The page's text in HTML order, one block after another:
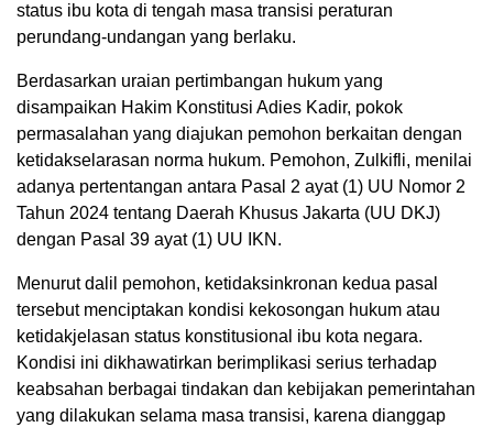
status ibu kota di tengah masa transisi peraturan
perundang-undangan yang berlaku.
Berdasarkan uraian pertimbangan hukum yang
disampaikan Hakim Konstitusi Adies Kadir, pokok
permasalahan yang diajukan pemohon berkaitan dengan
ketidakselarasan norma hukum. Pemohon, Zulkifli, menilai
adanya pertentangan antara Pasal 2 ayat (1) UU Nomor 2
Tahun 2024 tentang Daerah Khusus Jakarta (UU DKJ)
dengan Pasal 39 ayat (1) UU IKN.
Menurut dalil pemohon, ketidaksinkronan kedua pasal
tersebut menciptakan kondisi kekosongan hukum atau
ketidakjelasan status konstitusional ibu kota negara.
Kondisi ini dikhawatirkan berimplikasi serius terhadap
keabsahan berbagai tindakan dan kebijakan pemerintahan
yang dilakukan selama masa transisi, karena dianggap